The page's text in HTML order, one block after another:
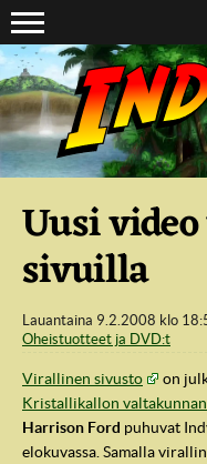
Suoraan sisältöön
Uusi
sivuilla
Lauantaina 9.2.2008 klo
Oheistuotteet ja DVD:t
Virallinen sivusto
on
Kristallikallon valtakunnan
Harrison Ford puhuvat
elokuvassa. Samalla